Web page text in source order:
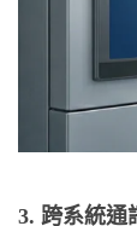
3. 跨系統通